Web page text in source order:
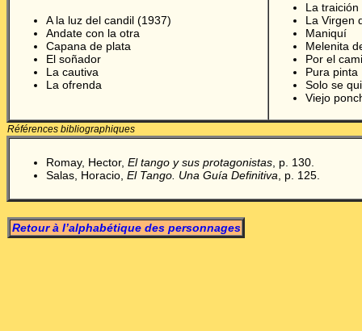
A la luz del candil (1937)
Andate con la otra
Capana de plata
El soñador
La cautiva
La ofrenda
La traición
L a Virgen
Maniquí
Melenita
Por el
Pura pinta
Solo se
Viejo
Références bibliographiques
Romay, Hector, El tango y sus protagonistas , p. 130.
Salas, Horacio, El Tango. Una Guía Definitiva , p. 125.
Retour à l’alphabétique des personnages